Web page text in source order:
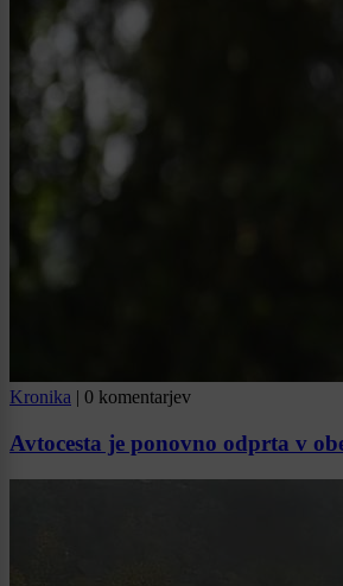
Kronika 0 komentarjev
Avtocesta je ponovno odprta v